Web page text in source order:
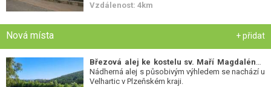
Vzdálenost: 4km
Nová místa + přidat
Březová alej ke kostelu sv. Maří Magdalény-
Nádherná alej s působivým výhledem se nachází u
Velhartic v Plzeňském kraji.